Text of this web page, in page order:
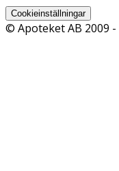
Cookieinställningar
© Apoteket AB 2009 -